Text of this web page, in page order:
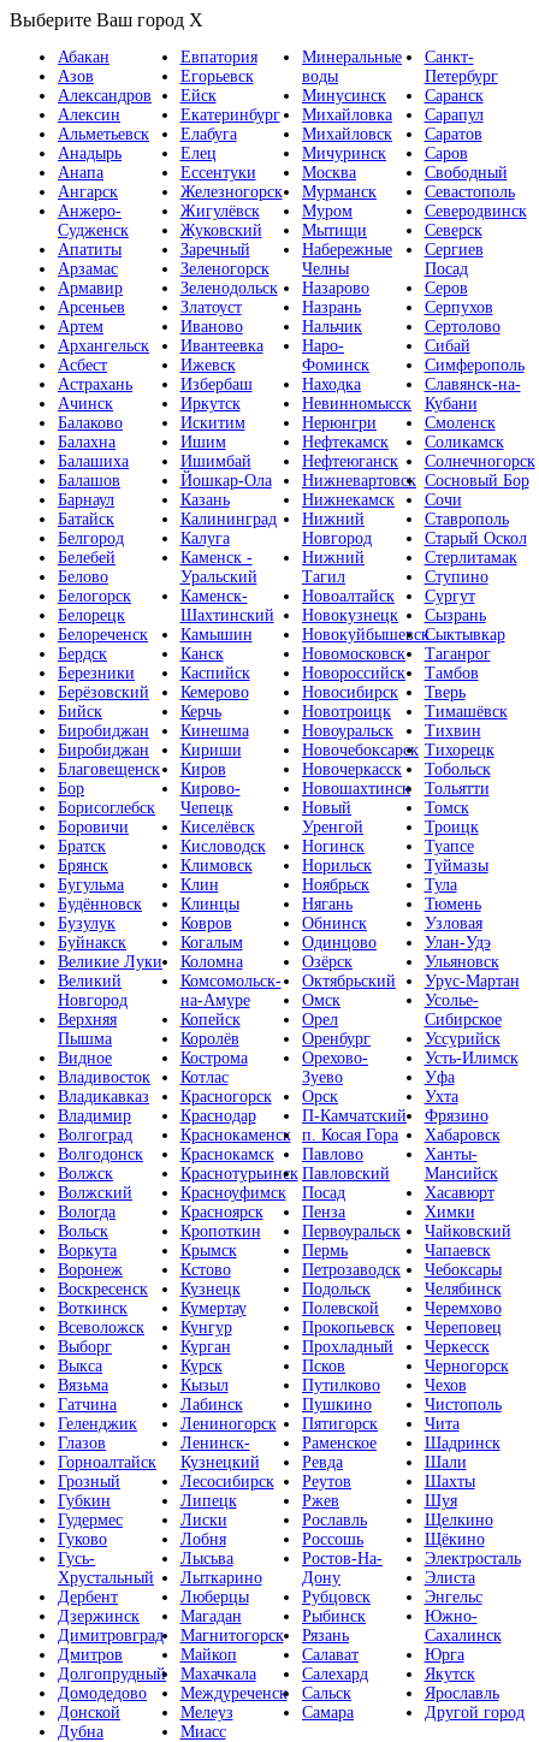
Выберите Ваш город X
Абакан
Азов
Александров
Алексин
Альметьевск
Анадырь
Анапа
Ангарск
Анжеро-
Судженск
Апатиты
Арзамас
Армавир
Арсеньев
Артем
Архангельск
Асбест
Астрахань
Ачинск
Балаково
Балахна
Балашиха
Балашов
Барнаул
Батайск
Белгород
Белебей
Белово
Белогорск
Белорецк
Белореченск
Бердск
Березники
Берёзовский
Бийск
Биробиджан
Биробиджан
Благовещенск
Бор
Борисоглебск
Боровичи
Братск
Брянск
Бугульма
Будённовск
Бузулук
Буйнакск
Великие Луки
Великий
Новгород
Верхняя
Пышма
Видное
Владивосток
Владикавказ
Владимир
Волгоград
Волгодонск
Волжск
Волжский
Вологда
Вольск
Воркута
Воронеж
Воскресенск
Воткинск
Всеволожск
Выборг
Выкса
Вязьма
Гатчина
Геленджик
Глазов
Горноалтайск
Грозный
Губкин
Гудермес
Гуково
Гусь-
Хрустальный
Дербент
Дзержинск
Димитровград
Дмитров
Долгопрудный
Домодедово
Донской
Дубна
Евпатория
Егорьевск
Ейск
Екатеринбург
Елабуга
Елец
Ессентуки
Железногорск
Жигулёвск
Жуковский
Заречный
Зеленогорск
Зеленодольск
Златоуст
Иваново
Ивантеевка
Ижевск
Избербаш
Иркутск
Искитим
Ишим
Ишимбай
Йошкар-Ола
Казань
Калининград
Калуга
Каменск -
Уральский
Каменск-
Шахтинский
Камышин
Канск
Каспийск
Кемерово
Керчь
Кинешма
Кириши
Киров
Кирово-
Чепецк
Киселёвск
Кисловодск
Климовск
Клин
Клинцы
Ковров
Когалым
Коломна
Комсомольск-
на-Амуре
Копейск
Королёв
Кострома
Котлас
Красногорск
Краснодар
Краснокаменск
Краснокамск
Краснотурьинск
Красноуфимск
Красноярск
Кропоткин
Крымск
Кстово
Кузнецк
Кумертау
Кунгур
Курган
Курск
Кызыл
Лабинск
Лениногорск
Ленинск-
Кузнецкий
Лесосибирск
Липецк
Лиски
Лобня
Лысьва
Лыткарино
Люберцы
Магадан
Магнитогорск
Майкоп
Махачкала
Междуреченск
Мелеуз
Миасс
Минеральные
воды
Минусинск
Михайловка
Михайловск
Мичуринск
Москва
Мурманск
Муром
Мытищи
Набережные
Челны
Назарово
Назрань
Нальчик
Наро-
Фоминск
Находка
Невинномысск
Нерюнгри
Нефтекамск
Нефтеюганск
Нижневартовск
Нижнекамск
Нижний
Новгород
Нижний
Тагил
Новоалтайск
Новокузнецк
Новокуйбышевск
Новомосковск
Новороссийск
Новосибирск
Новотроицк
Новоуральск
Новочебоксарск
Новочеркасск
Новошахтинск
Новый
Уренгой
Ногинск
Норильск
Ноябрьск
Нягань
Обнинск
Одинцово
Озёрск
Октябрьский
Омск
Орел
Оренбург
Орехово-
Зуево
Орск
П-Камчатский
п. Косая Гора
Павлово
Павловский
Посад
Пенза
Первоуральск
Пермь
Петрозаводск
Подольск
Полевской
Прокопьевск
Прохладный
Псков
Путилково
Пушкино
Пятигорск
Раменское
Ревда
Реутов
Ржев
Рославль
Россошь
Ростов-На-
Дону
Рубцовск
Рыбинск
Рязань
Салават
Салехард
Сальск
Самара
Санкт-
Петербург
Саранск
Сарапул
Саратов
Саров
Свободный
Севастополь
Северодвинск
Северск
Сергиев
Посад
Серов
Серпухов
Сертолово
Сибай
Симферополь
Славянск-на-
Кубани
Смоленск
Соликамск
Солнечногорск
Сосновый Бор
Сочи
Ставрополь
Старый Оскол
Стерлитамак
Ступино
Сургут
Сызрань
Сыктывкар
Таганрог
Тамбов
Тверь
Тимашёвск
Тихвин
Тихорецк
Тобольск
Тольятти
Томск
Троицк
Туапсе
Туймазы
Тула
Тюмень
Узловая
Улан-Удэ
Ульяновск
Урус-Мартан
Усолье-
Сибирское
Уссурийск
Усть-Илимск
Уфа
Ухта
Фрязино
Хабаровск
Ханты-
Мансийск
Хасавюрт
Химки
Чайковский
Чапаевск
Чебоксары
Челябинск
Черемхово
Череповец
Черкесск
Черногорск
Чехов
Чистополь
Чита
Шадринск
Шали
Шахты
Шуя
Щелкино
Щёкино
Электросталь
Элиста
Энгельс
Южно-
Сахалинск
Юрга
Якутск
Ярославль
Другой город